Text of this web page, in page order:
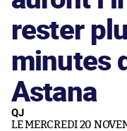
rester
minutes
Astana
QJ
LE MERCREDI 20